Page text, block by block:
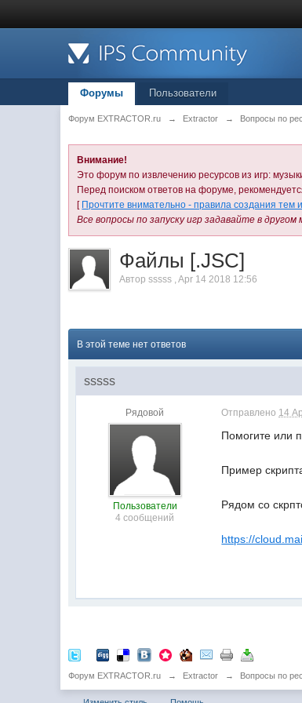
Форумы Пользователи
Форум EXTRACTOR.ru → Extractor → Вопросы по
Внимание!
Это форум по извлечению ресурсов из игр:
Перед поиском ответов на форуме,
[ Прочтите внимательно - правила создания тем
Все вопросы по запуску игр задавайте в
Файлы [.JSC]
Авторsssss ,Apr 14 2018 12:56
В этой теме нет ответов
sssss
Рядовой
Пользователи
4 сообщений
Отправлено 14
Помогите или
Пример
Рядом со
https://
Форум EXTRACTOR.ru → Extractor → Вопросы по